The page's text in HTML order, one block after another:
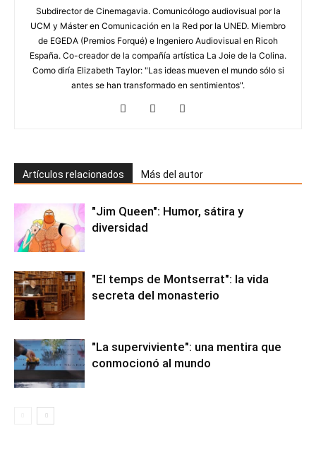
Subdirector de Cinemagavia. Comunicólogo audiovisual por la
UCM y Máster en Comunicación en la Red por la UNED. Miembro
de EGEDA (Premios Forqué) e Ingeniero Audiovisual en Ricoh
España. Co-creador de la compañía artística La Joie de la Colina.
Como diría Elizabeth Taylor: "Las ideas mueven el mundo sólo si
antes se han transformado en sentimientos".
Artículos relacionados Más del autor
"Jim Queen": Humor, sátira y
diversidad
"El temps de Montserrat": la vida
secreta del monasterio
"La superviviente": una mentira que
conmocionó al mundo